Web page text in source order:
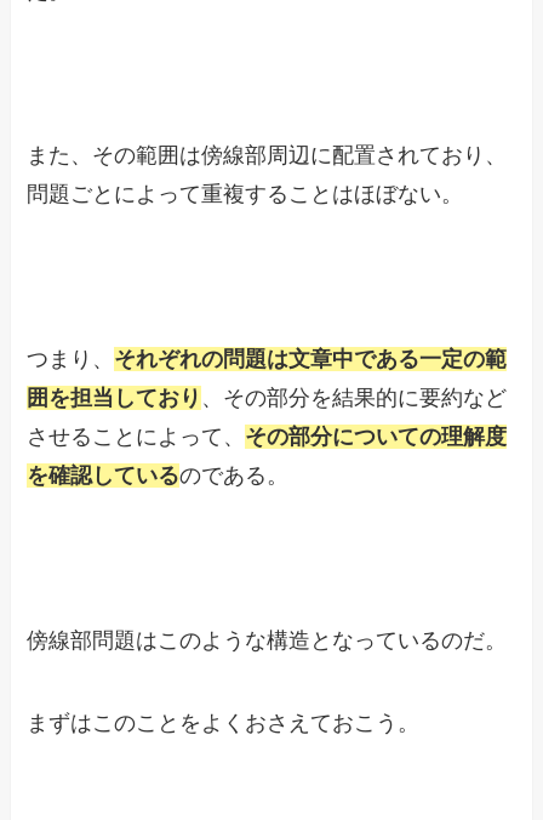
また、その範囲は傍線部周辺に配置されており、
問題ごとによって重複することはほぼない。
つまり、 それぞれの問題は文章中である一定の範
囲を担当しており 、その部分を結果的に要約など
させることによって、 その部分についての理解度
を確認しているのである。
傍線部問題はこのような構造となっているのだ。
まずはこのことをよくおさえておこう。